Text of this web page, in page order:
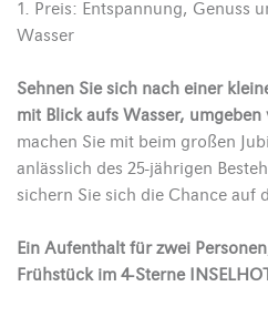
1. Preis: Entspannung, Genuss
Wasser
Sehnen Sie sich nach einer
mit Blick aufs Wasser,
machen Sie mit beim großen
anlässlich des 25-jährigen
sichern Sie sich die Chance auf
Ein Aufenthalt für zwei
Frühstück im 4-Sterne